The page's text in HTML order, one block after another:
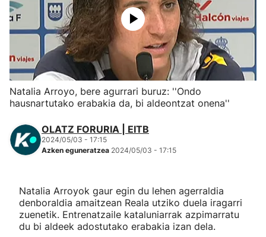
Herri-kirolak
Eskubaloia
Kirolak 360
Mendi-lasterketak
"Helmuga"
Natalia Arroyo, bere agurrari buruz: ''Ondo
hausnartutako erabakia da, bi aldeontzat onena''
OLATZ FORURIA | EITB
2024/05/03 - 17:15
Azken eguneratzea 2024/05/03 - 17:15
Natalia Arroyok gaur egin du lehen agerraldia
denboraldia amaitzean Reala utziko duela iragarri
zuenetik. Entrenatzaile kataluniarrak azpimarratu
du bi aldeek adostutako erabakia izan dela.